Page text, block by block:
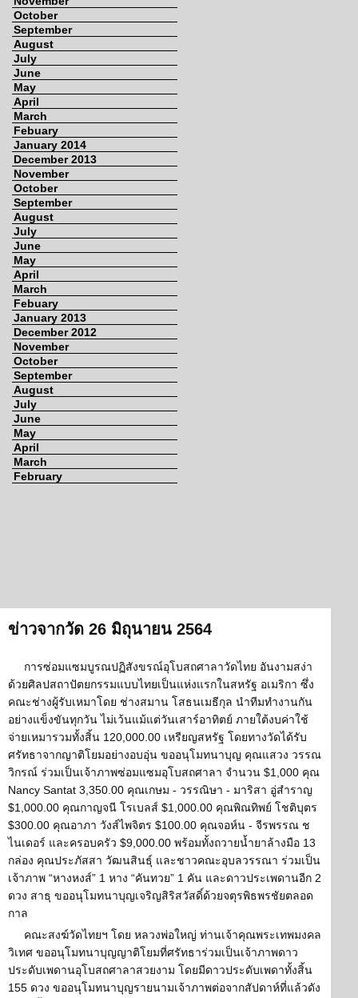
October
September
August
July
June
May
April
March
Febuary
January 2014
December 2013
November
October
September
August
July
June
May
April
March
Febuary
January 2013
December 2012
November
October
September
August
July
June
May
April
March
February
ข่าวจากวัด 26 มิถุนายน 2564
การซ่อมแซมบูรณปฏิสังขรณ์อุโบสถศาลาวัดไทย อันงามสง่า
ด้วยศิลปสถาปัตยกรรมแบบไทยเป็นแห่งแรกในสหรัฐ อเมริกา ซึ่ง
คณะช่างผู้รับเหมาโดย ช่างสมาน โสธนเมธีกุล นำทีมทำงานกัน
อย่างแข็งขันทุกวัน ไม่เว้นแม้แต่วันเสาร์อาทิตย์ ภายใต้งบค่าใช้
จ่ายเหมารวมทั้งสิ้น 120,000.00 เหรียญสหรัฐ โดยทางวัดได้รับ
ศรัทธาจากญาติโยมอย่างอบอุ่น ขออนุโมทนาบุญ คุณแสวง วรรณ
วิกรณ์ ร่วมเป็นเจ้าภาพซ่อมแซมอุโบสถศาลา จำนวน $1,000 คุณ
Nancy Santat 3,350.00 คุณเกษม - วรรณิษา - มาริสา อู่สำราญ
$1,000.00 คุณกาญจนี โรเบลส์ $1,000.00 คุณพิณทิพย์ โชติบุตร
$300.00 คุณอาภา วังส์ไพจิตร $100.00 คุณจอห์น - จีรพรรณ ช
ไนเดอร์ และครอบครัว $9,000.00 พร้อมทั้งถวายน้ำยาล้างมือ 13
กล่อง คุณประภัสสา วัฒนสินธุ์ และชาวคณะอุบลวรรณา ร่วมเป็น
เจ้าภาพ “หางหงส์” 1 หาง “คันทวย” 1 คัน และดาวประเพดานอีก 2
ดวง สาธุ ขออนุโมทนาบุญเจริญสิริสวัสดิ์ด้วยจตุรพิธพรชัยตลอด
กาล
คณะสงฆ์วัดไทยฯ โดย หลวงพ่อใหญ่ ท่านเจ้าคุณพระเทพมงคล
วิเทศ ขออนุโมทนาบุญญาติโยมที่ศรัทธาร่วมเป็นเจ้าภาพดาว
ประดับเพดานอุโบสถศาลาสวยงาม โดยมีดาวประดับเพดาทั้งสิ้น
155 ดวง ขออนุโมทนาบุญรายนามเจ้าภาพต่อจากสัปดาห์ที่แล้วดัง